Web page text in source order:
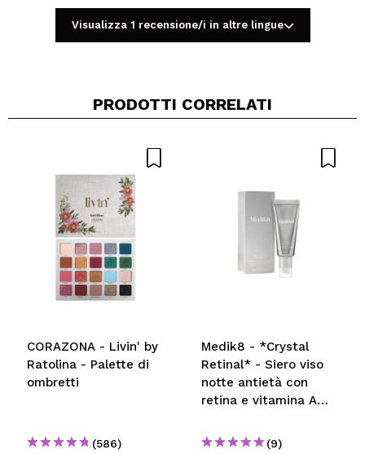
Condividi un video o una foto
Consiglieresti questo acquisto?
Visualizza 1 recensione/i in altre lingue
PRODOTTI CORRELATI
CORAZONA - Livin' by
Ratolina - Palette di
ombretti
(586)
Medik8 - *Crystal
Retinal* - Siero viso
notte antietà con
retina e vitamina A
Retinal 6
(9)